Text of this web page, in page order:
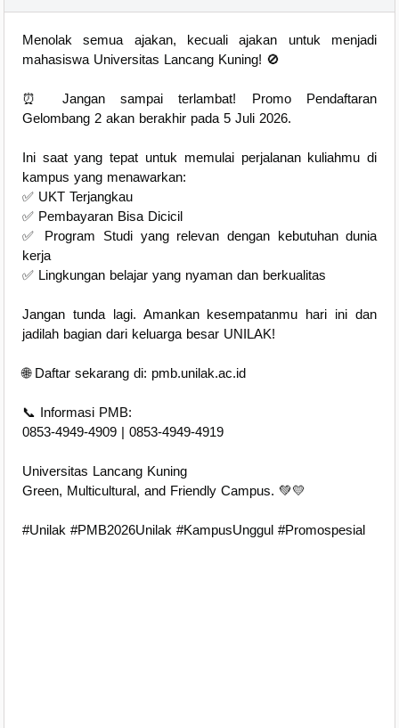
Menolak semua ajakan, kecuali ajakan untuk menjadi
mahasiswa Universitas Lancang Kuning! 🚫
⏰ Jangan sampai terlambat! Promo Pendaftaran
Gelombang 2 akan berakhir pada 5 Juli 2026.
Ini saat yang tepat untuk memulai perjalanan kuliahmu di
kampus yang menawarkan:
✅ UKT Terjangkau
✅ Pembayaran Bisa Dicicil
✅ Program Studi yang relevan dengan kebutuhan dunia
kerja
✅ Lingkungan belajar yang nyaman dan berkualitas
Jangan tunda lagi. Amankan kesempatanmu hari ini dan
jadilah bagian dari keluarga besar UNILAK!
🌐 Daftar sekarang di: pmb.unilak.ac.id
📞 Informasi PMB:
0853-4949-4909 | 0853-4949-4919
Universitas Lancang Kuning
Green, Multicultural, and Friendly Campus. 💚💛
#Unilak #PMB2026Unilak #KampusUnggul #Promospesial